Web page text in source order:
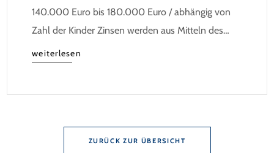
140.000 Euro bis 180.000 Euro / abhängig von
Zahl der Kinder Zinsen werden aus Mitteln des
Bundes verbilligt: Heutiger Zins bei 0,53 Prozent
weiterlesen
ZURÜCK ZUR ÜBERSICHT